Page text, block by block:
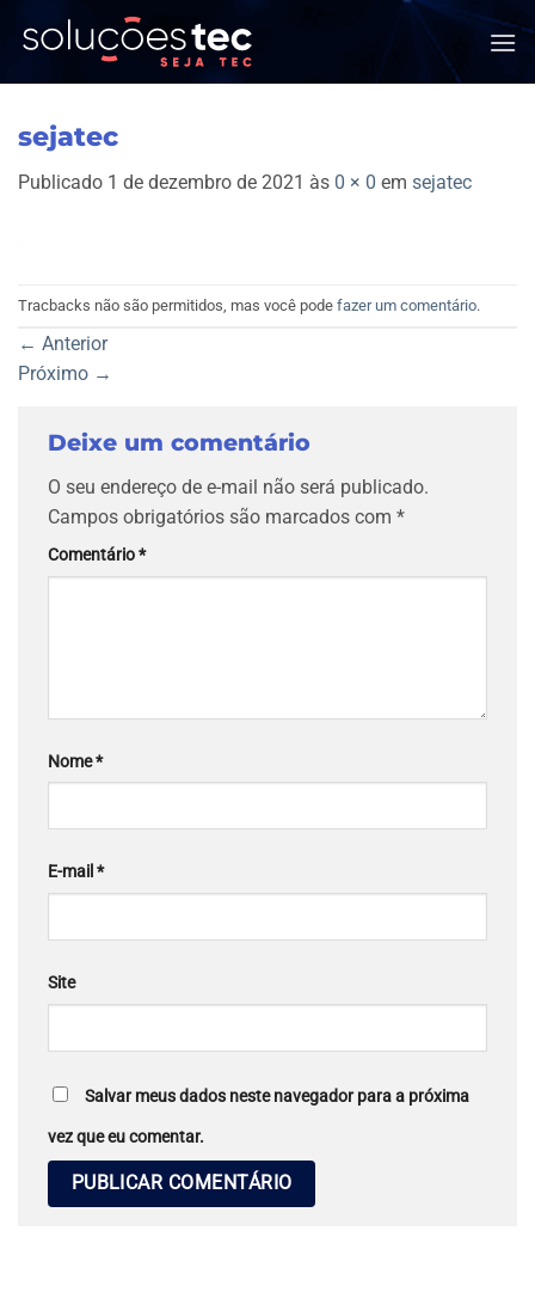
sejatec
Publicado 1 de dezembro de 2021 às 0 × 0 em sejatec
Tracbacks não são permitidos, mas você pode fazer um comentário.
← Anterior
Próximo →
Deixe um comentário
O seu endereço de e-mail não será publicado.
Campos obrigatórios são marcados com *
Comentário*
Nome*
E-mail*
Site
Salvar meus dados neste navegador para a próxima
vez que eu comentar.